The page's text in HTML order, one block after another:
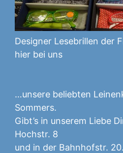
Designer Lesebrillen der
hier bei uns
…unsere beliebten
Sommers.
Gibt’s in unserem Liebe
Hochstr. 8
und in der Bahnhofstr. 20.